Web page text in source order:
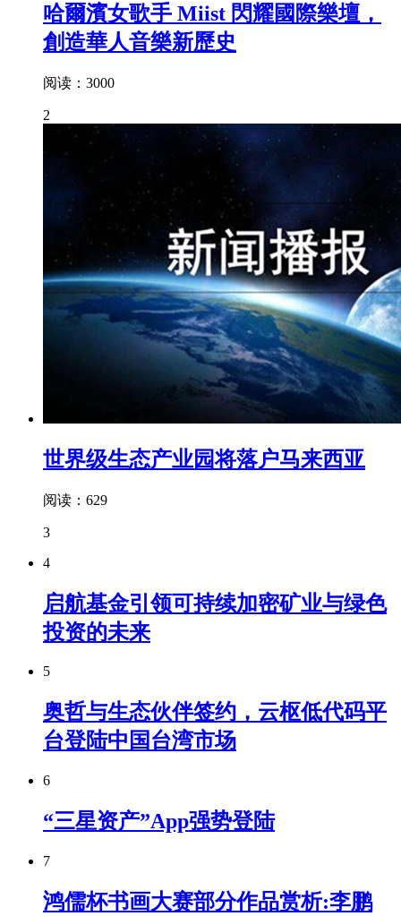
哈爾濱女歌手 Miist 閃耀國際樂壇，
創造華人音樂新歷史
阅读：3000
2
世界级生态产业园将落户马来西亚
阅读：629
3
4
启航基金引领可持续加密矿业与绿色
投资的未来
5
奥哲与生态伙伴签约，云枢低代码平
台登陆中国台湾市场
6
“三星资产”App强势登陆
7
鸿儒杯书画大赛部分作品赏析:李鹏